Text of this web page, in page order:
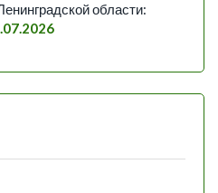
области: